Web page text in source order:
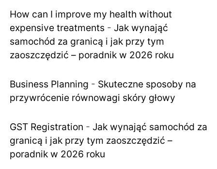
How can I improve my health without
expensive treatments - Jak wynająć
samochód za granicą i jak przy tym
zaoszczędzić – poradnik w 2026 roku
Business Planning - Skuteczne sposoby na
przywrócenie równowagi skóry głowy
GST Registration - Jak wynająć samochód za
granicą i jak przy tym zaoszczędzić –
poradnik w 2026 roku